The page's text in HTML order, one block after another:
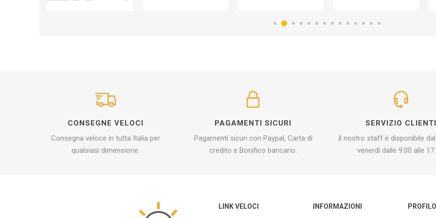
CONSEGNE VELOCI
Consegna veloce in tutta Italia per
qualsiasi dimensione.
PAGAMENTI SICURI
Pagamenti sicuri con Paypal, Carta di
credito e Bonifico bancario.
SERVIZIO CLIENTI
Il nostro staff è disponibile
venerdì dalle 9:00 alle
LINK VELOCI INFORMAZIONI PROFILO